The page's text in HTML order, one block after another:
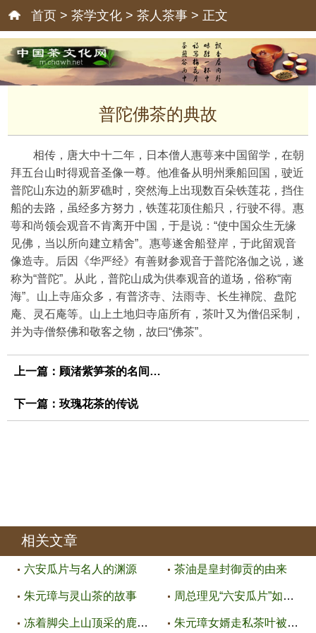
首页 > 茶学文化 > 茶人茶事 > 正文
普陀佛茶的典故
相传，唐大中十二年，日本僧人惠萼来中国留学，在朝
拜五台山时得观音圣像一尊。他准备从明州乘船回国，驶近
普陀山东边的新罗礁时，突然海上出现数百朵铁莲花，挡住
船的去路，虽经多方努力，铁莲花顶住船只，行驶不得。惠
萼和尚领会观音不肯离开中国，于是说：“使中国众生无缘
见佛，当以所向建立精舍”。惠萼遂舍船登岸，于此留观音
像造寺。后因《华严经》有善财参观音于普陀洛伽之说，遂
称为“普陀”。从此，普陀山成为供奉观音的道场，俗称“南
海”。山上寺庙众多，有普济寺、法雨寺、长生禅院、盘陀
庵、灵石庵等。山上土地归寺庙所有，茶叶又为僧侣采制，
并为寺僧祭佛和敬客之物，故曰“佛茶”。
上一篇： 顾渚紫笋茶的名间传说
下一篇： 玫瑰花茶的传说
相关文章
六安瓜片与名人的渊源 茶油是皇封御贡的由来
朱元璋与灵山茶的故事 周总理见“六安瓜片”如见叶挺将
冻着脚尖上山顶采的鹿谷冻顶茶 朱元璋女婿走私茶叶被赐死